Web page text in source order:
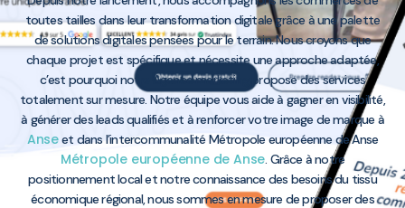
toutes tailles dans leur transformation digitale grâce à une palette
de solutions digitales pensées pour le terrain. Nous croyons que
chaque projet est spécifique et nécessite une approche adaptée,
c’est pourquoi notre Agence marketing propose des services
totalement sur mesure. Notre équipe vous aide à gagner en visibilité,
à générer des leads qualifiés et à renforcer votre image de marque à
Anseet dans l’intercommunalité Métropole européenne de Anse
Métropole européenne de Anse . Grâce à notre
positionnement local et notre connaissance des besoins du tissu
économique régional, nous sommes en mesure de proposer des